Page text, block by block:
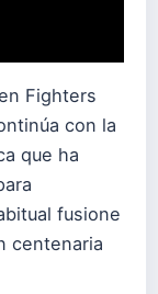
Fighters
con la
que ha
fusione
centenaria